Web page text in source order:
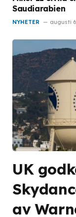
Saudiarabien
NYHETER augusti
UK
av